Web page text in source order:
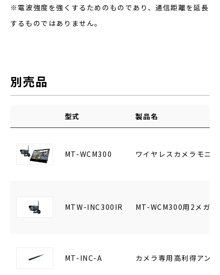
※電波強度を強くするためのものであり、通信距離を延長
するものではありません。
別売品
型式 製品名
MT-WCM300 ワイヤレスカメラモニ
MTW-INC300IR MT-WCM300用2メガ
MT-INC-A カメラ専用高利得アン